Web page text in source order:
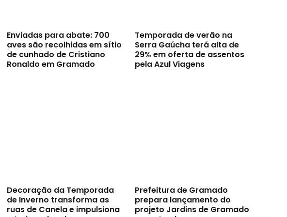
Enviadas para abate: 700
aves são recolhidas em sítio
de cunhado de Cristiano
Ronaldo em Gramado
Temporada de verão na
Serra Gaúcha terá alta de
29% em oferta de assentos
pela Azul Viagens
Decoração da Temporada
de Inverno transforma as
ruas de Canela e impulsiona
Prefeitura de Gramado
prepara lançamento do
projeto Jardins de Gramado